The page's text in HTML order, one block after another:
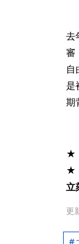
去
審
自
是
期
★
★
立
更